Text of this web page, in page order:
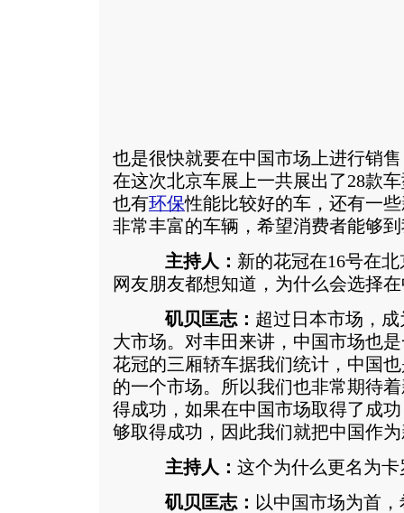
也是很快就要在中国市场上进行销
在这次北京车展上一共展出了28款
也有环保性能比较好的车，还有一
非常丰富的车辆，希望消费者能够
主持人： 新的花冠在16号在
网友朋友都想知道，为什么会选择
矶贝匡志： 超过日本市场，
大市场。对丰田来讲，中国市场也
花冠的三厢轿车据我们统计，中国
的一个市场。所以我们也非常期待
得成功，如果在中国市场取得了成
够取得成功，因此我们就把中国作
主持人： 这个为什么更名为
矶贝匡志： 以中国市场为首